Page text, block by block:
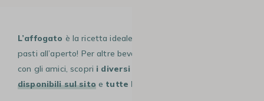
L’affogato è la ricetta ideale per le giornate di sole e i
pasti all’aperto! Per altre bevande da preparare a casa o
con gli amici, scopri i diversi tipi di
disponibili sul sitoe tutte le nostre ricette.